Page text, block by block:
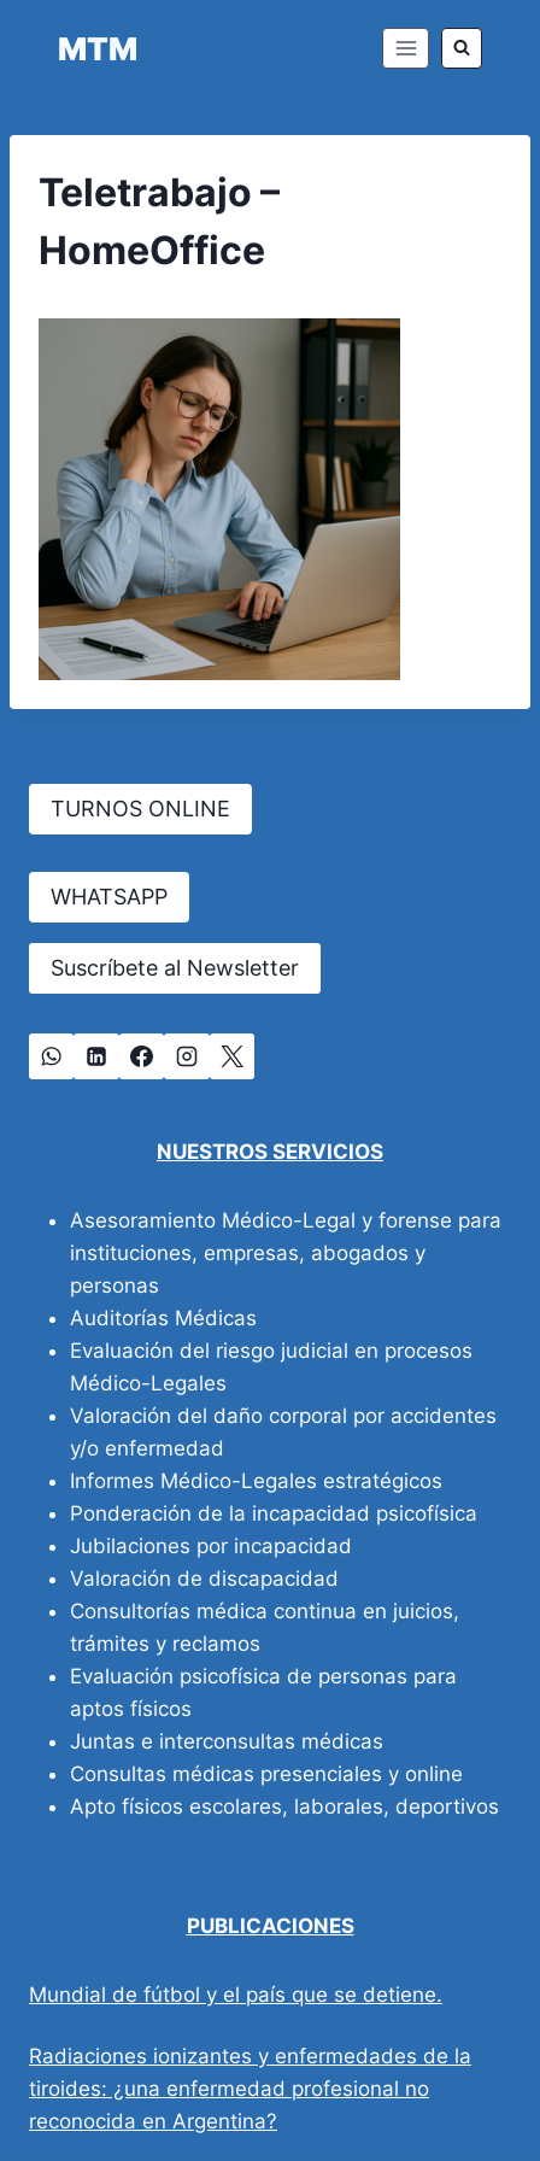
MTM
Teletrabajo –
HomeOffice
TURNOS ONLINE
WHATSAPP
Suscríbete al Newsletter
NUESTROS SERVICIOS
Asesoramiento Médico-Legal y forense para
instituciones, empresas, abogados y
personas
Auditorías Médicas
Evaluación del riesgo judicial en procesos
Médico-Legales
Valoración del daño corporal por accidentes
y/o enfermedad
Informes Médico-Legales estratégicos
Ponderación de la incapacidad psicofísica
Jubilaciones por incapacidad
Valoración de discapacidad
Consultorías médica continua en juicios,
trámites y reclamos
Evaluación psicofísica de personas para
aptos físicos
Juntas e interconsultas médicas
Consultas médicas presenciales y online
Apto físicos escolares, laborales, deportivos
PUBLICACIONES
Mundial de fútbol y el país que se detiene.
Radiaciones ionizantes y enfermedades de la
tiroides: ¿una enfermedad profesional no
reconocida en Argentina?